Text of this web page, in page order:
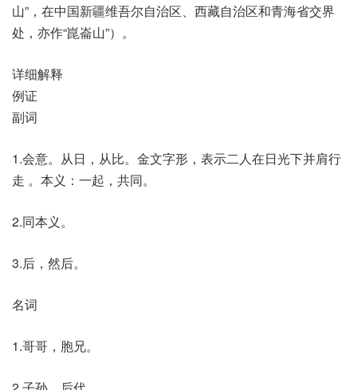
山”，在中国新疆维吾尔自治区、西藏自治区和青海省交界
处，亦作“崑崙山”）。
详细解释
例证
副词
1.会意。从日，从比。金文字形，表示二人在日光下并肩行
走 。本义：一起，共同。
2.同本义。
3.后，然后。
名词
1.哥哥，胞兄。